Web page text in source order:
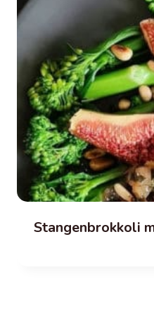
Stangenbrokkoli